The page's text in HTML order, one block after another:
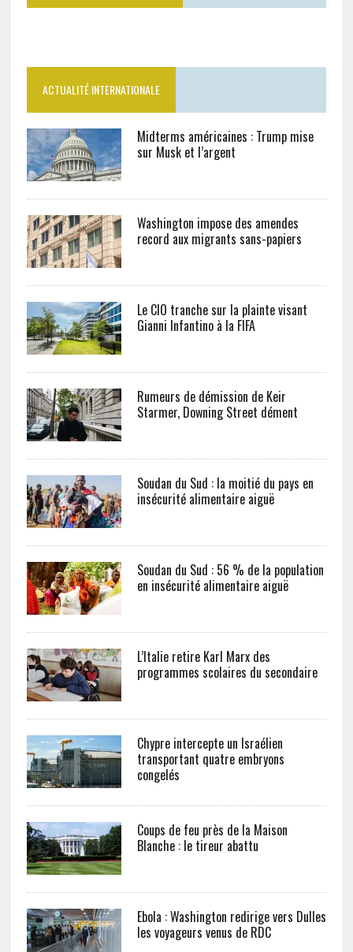
ACTUALITÉ INTERNATIONALE
Midterms américaines : Trump mise
sur Musk et l’argent
Washington impose des amendes
record aux migrants sans-papiers
Le CIO tranche sur la plainte visant
Gianni Infantino à la FIFA
Rumeurs de démission de Keir
Starmer, Downing Street dément
Soudan du Sud : la moitié du pays en
insécurité alimentaire aiguë
Soudan du Sud : 56 % de la population
en insécurité alimentaire aiguë
L’Italie retire Karl Marx des
programmes scolaires du secondaire
Chypre intercepte un Israélien
transportant quatre embryons
congelés
Coups de feu près de la Maison
Blanche : le tireur abattu
Ebola : Washington redirige vers Dulles
les voyageurs venus de RDC